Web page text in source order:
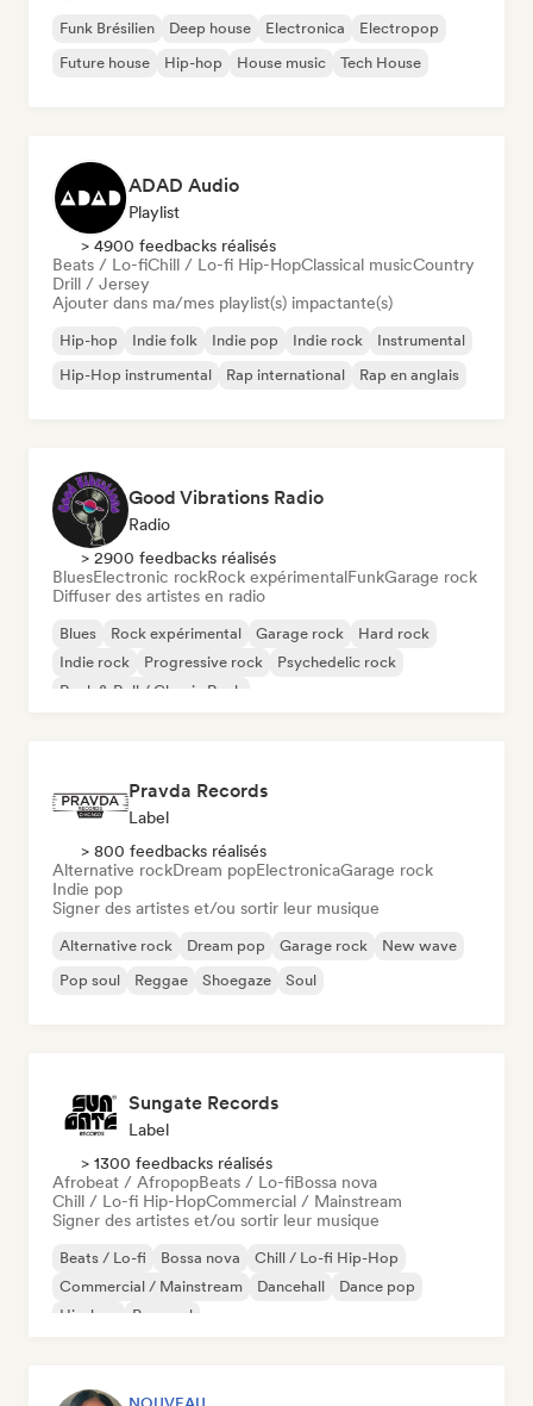
Funk Brésilien Deep house Electronica
Electropop
Future house
Hip-hop House music Tech House
ADAD Audio
Playlist
> 4900 feedbacks réalisés
Beats / Lo-fiChill / Lo-fi Hip-HopClassical musicCountry
Drill / Jersey
Ajouter dans ma/mes playlist(s) impactante(s)
Hip-hop Indie folk Indie pop Indie rock
Instrumental
Hip-Hop instrumental
Rap international Rap en anglais
Good Vibrations Radio
Radio
> 2900 feedbacks réalisés
BluesElectronic rockRock expérimentalFunkGarage rock
Diffuser des artistes en radio
Blues Rock expérimental Garage rock
Hard rock
Indie rock
Progressive rock
Psychedelic rock
Rock & Roll / Classic Rock
Pravda Records
Label
> 800 feedbacks réalisés
Alternative rockDream popElectronicaGarage rock
Indie pop
Signer des artistes et/ou sortir leur musique
Alternative rock Dream pop Garage rock
New wave
Pop soul
Reggae Shoegaze Soul
Sungate Records
Label
> 1300 feedbacks réalisés
Afrobeat / AfropopBeats / Lo-fiBossa nova
Chill / Lo-fi Hip-HopCommercial / Mainstream
Signer des artistes et/ou sortir leur musique
Beats / Lo-fi Bossa nova
Chill / Lo-fi Hip-Hop
Commercial / Mainstream
Dancehall
Dance pop
Hip-hop
Pop soul
NOUVEAU